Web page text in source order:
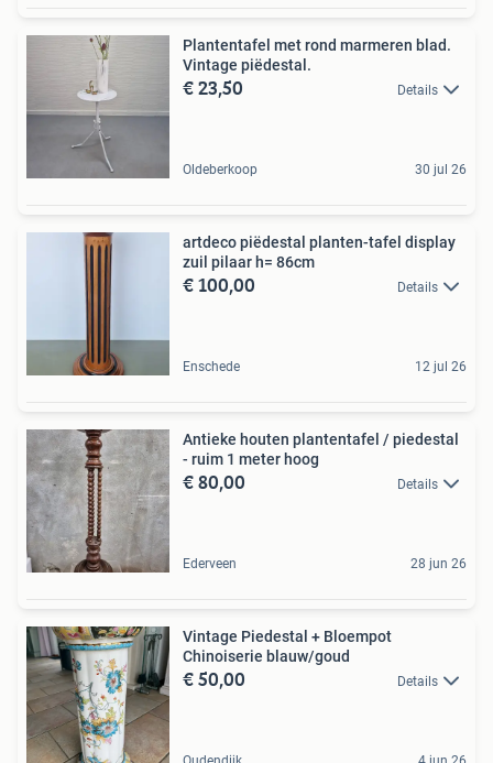
Plantentafel met rond marmeren blad.
Vintage piëdestal.
€ 23,50 Details
Oldeberkoop 30 jul 26
artdeco piëdestal planten-tafel display
zuil pilaar h= 86cm
€ 100,00 Details
Enschede 12 jul 26
Antieke houten plantentafel / piedestal
- ruim 1 meter hoog
€ 80,00 Details
Ederveen 28 jun 26
Vintage Piedestal + Bloempot
Chinoiserie blauw/goud
€ 50,00 Details